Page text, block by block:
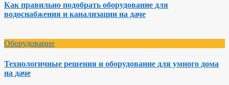
Как правильно подобрать оборудование для
водоснабжения и канализации на даче
Оборудование
Технологичные решения и оборудование для умного дома
на даче